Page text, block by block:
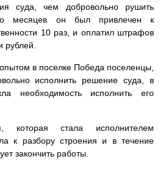
суда, чем добровольно рушить
месяцев он был привлечен к
10 раз, и оплатил штрафов
в поселке Победа поселенцы,
исполнить решение суда, в
необходимость исполнить его
которая стала исполнителем
к разбору строения и в течение
закончить работы.